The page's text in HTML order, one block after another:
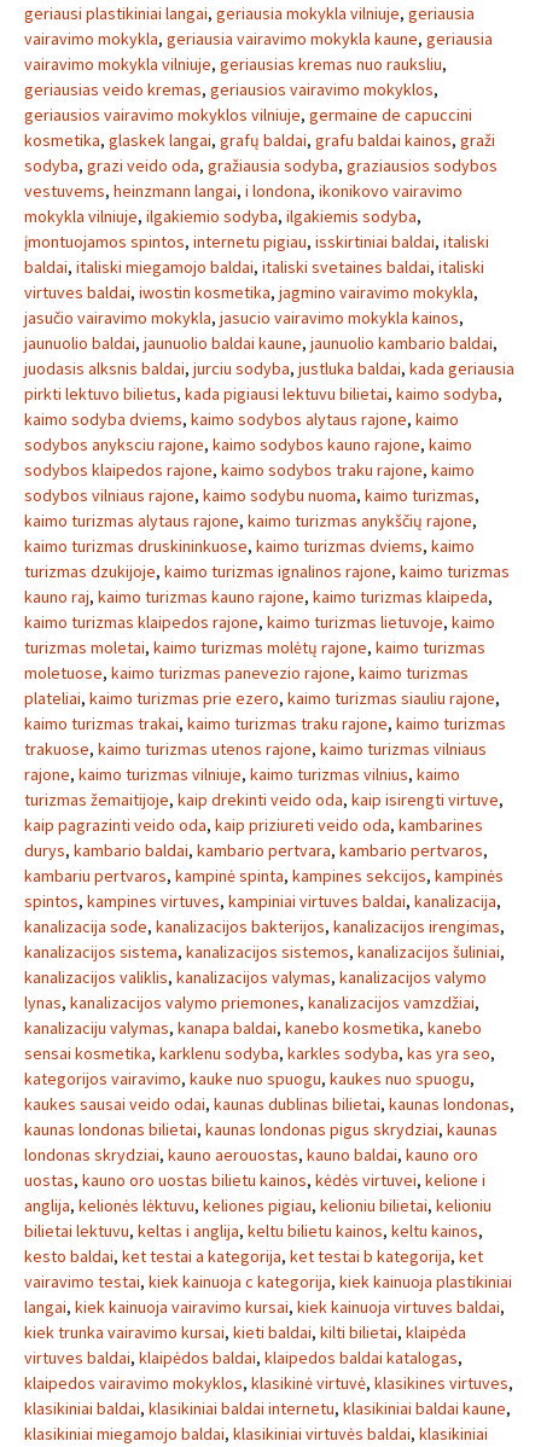
geriausi plastikiniai langai, geriausia mokykla vilniuje, geriausia
vairavimo mokykla, geriausia vairavimo mokykla kaune, geriausia
vairavimo mokykla vilniuje, geriausias kremas nuo rauksliu,
geriausias veido kremas, geriausios vairavimo mokyklos,
geriausios vairavimo mokyklos vilniuje, germaine de capuccini
kosmetika, glaskek langai, grafų baldai, grafu baldai kainos, graži
sodyba, grazi veido oda, gražiausia sodyba, graziausios sodybos
vestuvems, heinzmann langai, i londona, ikonikovo vairavimo
mokykla vilniuje, ilgakiemio sodyba, ilgakiemis sodyba,
įmontuojamos spintos, internetu pigiau, isskirtiniai baldai, italiski
baldai, italiski miegamojo baldai, italiski svetaines baldai, italiski
virtuves baldai, iwostin kosmetika, jagmino vairavimo mokykla,
jasučio vairavimo mokykla, jasucio vairavimo mokykla kainos,
jaunuolio baldai, jaunuolio baldai kaune, jaunuolio kambario baldai,
juodasis alksnis baldai, jurciu sodyba, justluka baldai, kada geriausia
pirkti lektuvo bilietus, kada pigiausi lektuvu bilietai, kaimo sodyba,
kaimo sodyba dviems, kaimo sodybos alytaus rajone, kaimo
sodybos anyksciu rajone, kaimo sodybos kauno rajone, kaimo
sodybos klaipedos rajone, kaimo sodybos traku rajone, kaimo
sodybos vilniaus rajone, kaimo sodybu nuoma, kaimo turizmas,
kaimo turizmas alytaus rajone, kaimo turizmas anykščių rajone,
kaimo turizmas druskininkuose, kaimo turizmas dviems, kaimo
turizmas dzukijoje, kaimo turizmas ignalinos rajone, kaimo turizmas
kauno raj, kaimo turizmas kauno rajone, kaimo turizmas klaipeda,
kaimo turizmas klaipedos rajone, kaimo turizmas lietuvoje, kaimo
turizmas moletai, kaimo turizmas molėtų rajone, kaimo turizmas
moletuose, kaimo turizmas panevezio rajone, kaimo turizmas
plateliai, kaimo turizmas prie ezero, kaimo turizmas siauliu rajone,
kaimo turizmas trakai, kaimo turizmas traku rajone, kaimo turizmas
trakuose, kaimo turizmas utenos rajone, kaimo turizmas vilniaus
rajone, kaimo turizmas vilniuje, kaimo turizmas vilnius, kaimo
turizmas žemaitijoje, kaip drekinti veido oda, kaip isirengti virtuve,
kaip pagrazinti veido oda, kaip priziureti veido oda, kambarines
durys, kambario baldai, kambario pertvara, kambario pertvaros,
kambariu pertvaros, kampinė spinta, kampines sekcijos, kampinės
spintos, kampines virtuves, kampiniai virtuves baldai, kanalizacija,
kanalizacija sode, kanalizacijos bakterijos, kanalizacijos irengimas,
kanalizacijos sistema, kanalizacijos sistemos, kanalizacijos šuliniai,
kanalizacijos valiklis, kanalizacijos valymas, kanalizacijos valymo
lynas, kanalizacijos valymo priemones, kanalizacijos vamzdžiai,
kanalizaciju valymas, kanapa baldai, kanebo kosmetika, kanebo
sensai kosmetika, karklenu sodyba, karkles sodyba, kas yra seo,
kategorijos vairavimo, kauke nuo spuogu, kaukes nuo spuogu,
kaukes sausai veido odai, kaunas dublinas bilietai, kaunas londonas,
kaunas londonas bilietai, kaunas londonas pigus skrydziai, kaunas
londonas skrydziai, kauno aerouostas, kauno baldai, kauno oro
uostas, kauno oro uostas bilietu kainos, kėdės virtuvei, kelione i
anglija, kelionės lėktuvu, keliones pigiau, kelioniu bilietai, kelioniu
bilietai lektuvu, keltas i anglija, keltu bilietu kainos, keltu kainos,
kesto baldai, ket testai a kategorija, ket testai b kategorija, ket
vairavimo testai, kiek kainuoja c kategorija, kiek kainuoja plastikiniai
langai, kiek kainuoja vairavimo kursai, kiek kainuoja virtuves baldai,
kiek trunka vairavimo kursai, kieti baldai, kilti bilietai, klaipėda
virtuves baldai, klaipėdos baldai, klaipedos baldai katalogas,
klaipedos vairavimo mokyklos, klasikinė virtuvė, klasikines virtuves,
klasikiniai baldai, klasikiniai baldai internetu, klasikiniai baldai kaune,
klasikiniai miegamojo baldai, klasikiniai virtuvės baldai, klasikiniai